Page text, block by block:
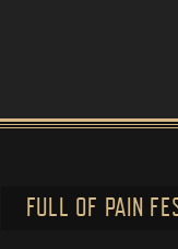
FULL OF PAIN